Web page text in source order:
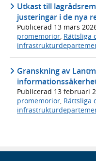
Utkast till
justeringar i de nya
Publicerad 13 mars
promemorior, Rättsliga
Granskning av
Publicerad 13 februari
promemorior Rättsliga